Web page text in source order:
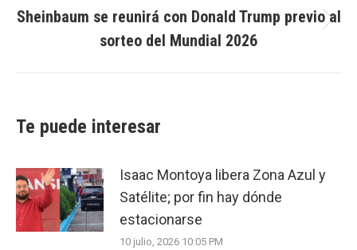
post:
Sheinbaum se reunirá con Donald Trump previo al
sorteo del Mundial 2026
Te puede interesar
Isaac Montoya libera Zona Azul y
Satélite; por fin hay dónde
estacionarse
10 julio, 2026 10:05 PM